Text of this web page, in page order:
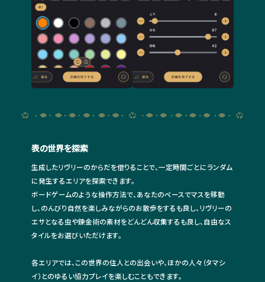
表の世界を探索
生成したリヴリーのからだを借りることで、一定時間ごとにランダム
に発生するエリアを探索できます。
ボードゲームのような操作方法で、あなたのペースでマスを移動
し、のんびり自然を楽しみながらのお散歩をするも良し、リヴリーの
エサとなる虫や錬金術の素材をどんどん収集するも良し、自由なス
タイルをお選びいただけます。
各エリアでは、この世界の住人との出会いや、ほかの人々（タマシ
イ）とのゆるい協力プレイを楽しむこともできます。